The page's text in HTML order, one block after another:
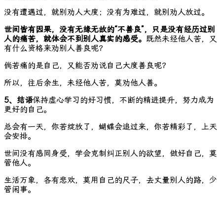
没有遭遇过，就别劝人大度；没有为难过，就别劝人放过。
世间皆有因果，没有无缘无故的“不善良”，只是没有经历过别
人的痛苦，就体会不到别人真实的感受。 既然未经他人苦，又
有什么资格来劝别人善良呢？
倘若痛的是自己，又能否劝说自己大度善良呢？
所以，往后余生，未经他人苦，莫劝他人善。
5、结语保持虚心学习的好习惯，不断的精进提升，努力成为
更好的自己。
总会有一天，你若绽放了，蝴蝶会追过来，你若精彩了，上天
会安排。
世间没有感同身受，学会克制纠正别人的欲望，做好自己，莫
管他人。
生活万象，各有悲欢，莫用自己的尺子，去丈量别人的路，少
管闲事。